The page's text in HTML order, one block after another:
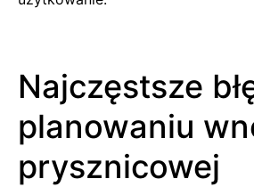
Najczęstsze
planowaniu
prysznicowej